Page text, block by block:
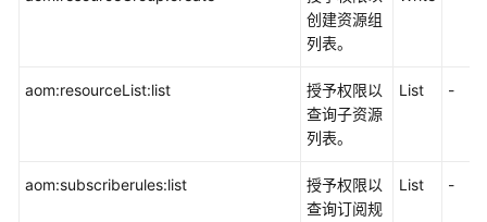
考
创建资源组
列表。
aom:resourceList:list
授予权限以
查询子资源
列表。
List -
aom:subscriberules:list
授予权限以
查询订阅规
List -